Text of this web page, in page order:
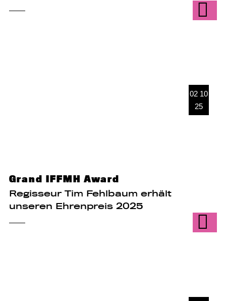
Grand IFFMH Award
Regisseur Tim Fehlbaum erhält
unseren Ehrenpreis 2025
02 10
25